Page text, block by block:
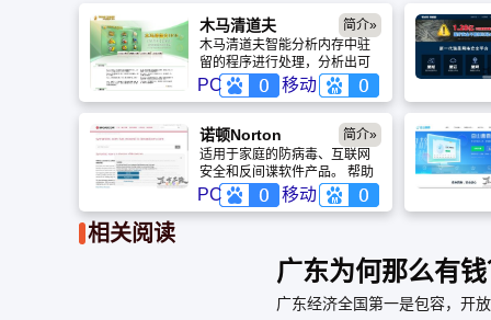
木马清道夫
木马清道夫智能分析内存中驻
留的程序进行处理，分析出可
疑程序或可疑模块，程序会列
出可疑度。智能检测系统漏洞
并可以自动下载补丁，让您及
时弥补系统漏洞。
PC 移动
简介»
诺顿Norton
适用于家庭的防病毒、互联网
安全和反间谍软件产品。 帮助
企业管理 IT 风险，同时最大限
度提高 IT 性能的解决方案。 下
PC 移动
简介»
相关阅读
广东为何那么有
GDP第一。
广东经济全国第一是包容，开